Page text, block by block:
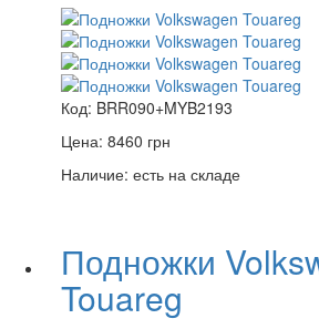
Код: BRR090+MYB2193
Цена: 8460 грн
Наличие: есть на складе
Подножки
Touareg